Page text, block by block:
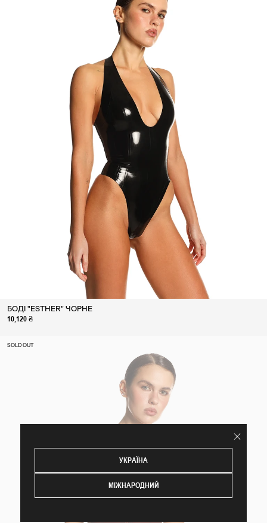
БОДІ "ESTHER" ЧОРНЕ
10,120 ₴
SOLD OUT
УКРАЇНА
МІЖНАРОДНИЙ